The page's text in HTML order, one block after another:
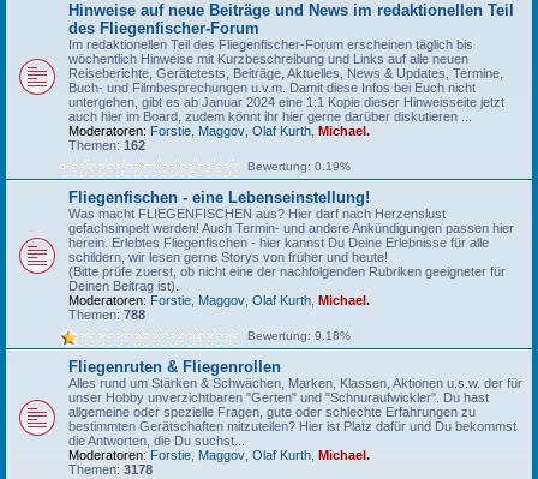
Hinweise auf neue Beiträge und News im redaktionellen Teil
des Fliegenfischer-Forum
Im redaktionellen Teil des Fliegenfischer-Forum erscheinen täglich bis
wöchentlich Hinweise mit Kurzbeschreibung und Links auf alle neuen
Reiseberichte, Gerätetests, Beiträge, Aktuelles, News & Updates, Termine,
Buch- und Filmbesprechungen u.v.m. Damit diese Infos bei Euch nicht
untergehen, gibt es ab Januar 2024 eine 1:1 Kopie dieser Hinweisseite jetzt
auch hier im Board, zudem könnt ihr hier gerne darüber diskutieren ...
Moderatoren: Forstie Maggov Olaf Kurth
Michael.
Themen: 162
Bewertung: 0.19%
Fliegenfischen - eine Lebenseinstellung!
Was macht FLIEGENFISCHEN aus? Hier darf nach Herzenslust
gefachsimpelt werden! Auch Termin- und andere Ankündigungen passen hier
herein. Erlebtes Fliegenfischen - hier kannst Du Deine Erlebnisse für alle
schildern, wir lesen gerne Storys von früher und heute!
(Bitte prüfe zuerst, ob nicht eine der nachfolgenden Rubriken geeigneter für
Deinen Beitrag ist).
Moderatoren: Forstie Maggov Olaf Kurth
Michael.
Themen: 788
Bewertung: 9.18%
Fliegenruten & Fliegenrollen
Alles rund um Stärken & Schwächen, Marken, Klassen, Aktionen u.s.w. der für
unser Hobby unverzichtbaren "Gerten" und "Schnuraufwickler". Du hast
allgemeine oder spezielle Fragen, gute oder schlechte Erfahrungen zu
bestimmten Gerätschaften mitzuteilen? Hier ist Platz dafür und Du bekommst
die Antworten, die Du suchst...
Moderatoren: Forstie Maggov Olaf Kurth
Michael.
Themen: 3178